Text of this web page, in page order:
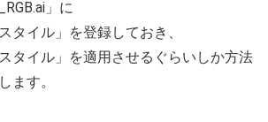
」に
タイル」を登録しておき、
タイル」を適用させるぐらいしか方法
ます。